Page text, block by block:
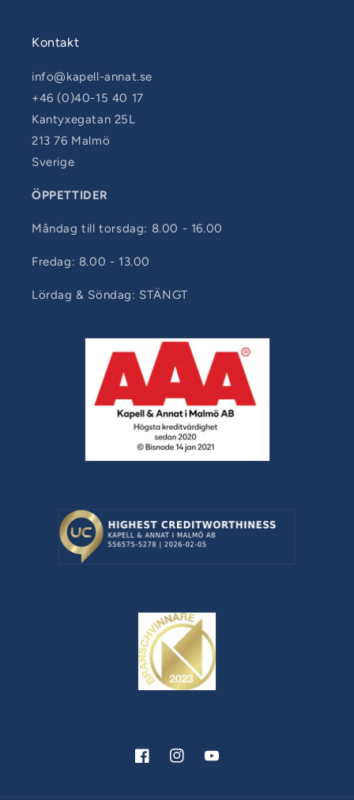
Kontakt
info@kapell-annat.se
+46 (0)40-15 40 17
Kantyxegatan 25L
213 76 Malmö
Sverige
ÖPPETTIDER
Måndag till torsdag: 8.00 - 16.00
Fredag: 8.00 - 13.00
Lördag & Söndag: STÄNGT
FacebookInstagramYouTube